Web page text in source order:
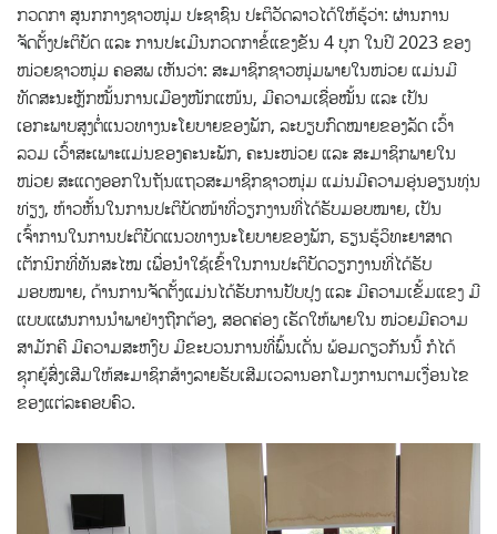
ກວດກາ ສູນກກາງຊາວໜຸ່ມ ປະຊາຊົນ ປະຕິວັດລາວໄດ້ໃຫ້ຮູ້ວ່າ: ຜ່ານການ
ຈັດຕັ້ງປະຕິບັດ ແລະ ການປະເມີນກວດກາຂໍ້ແຂງຂັນ 4 ບຸກ ໃນປີ 2023 ຂອງ
ໜ່ວຍຊາວໜຸ່ມ ຄອສພ ເຫັນວ່າ: ສະມາຊິກຊາວໜຸ່ມພາຍໃນໜ່ວຍ ແມ່ນມີ
ທັດສະນະຫຼັກໝັ້ນການເມືອງໜັກແໜ້ນ, ມີຄວາມເຊື່ອໝັ້ນ ແລະ ເປັນ
ເອກະພາບສູງຕໍ່ແນວທາງນະໂຍບາຍຂອງພັກ, ລະບຽບກົດໝາຍຂອງລັດ ເວົ້າ
ລວມ ເວົ້າສະເພາະແມ່ນຂອງຄະນະພັກ, ຄະນະໜ່ວຍ ແລະ ສະມາຊິກພາຍໃນ
ໜ່ວຍ ສະແດງອອກໃນຖັນແຖວສະມາຊິກຊາວໜຸ່ມ ແມ່ນມີຄວາມອຸ່ນອຽນທຸ່ນ
ທ່ຽງ, ຫ້າວຫັ້ນໃນການປະຕິບັດໜ້າທີ່ວຽກງານທີ່ໄດ້ຮັບມອບໝາຍ, ເປັນ
ເຈົ້າການໃນການປະຕິບັດແນວທາງນະໂຍບາຍຂອງພັກ, ຮຽນຮູ້ວິທະຍາສາດ
ເຕັກນິກທີ່ທັນສະໄໝ ເພື່ອນຳໃຊ້ເຂົ້າໃນການປະຕິບັດວຽກງານທີ່ໄດ້ຮັບ
ມອບໝາຍ, ດ້ານການຈັດຕັ້ງແມ່ນໄດ້ຮັບການປັບປຸງ ແລະ ມີຄວາມເຂັ້ມແຂງ ມີ
ແບບແຜນການນຳພາຢ່າງຖືກຕ້ອງ, ສອດຄ່ອງ ເຮັດໃຫ້ພາຍໃນ ໜ່ວຍມີຄວາມ
ສາມັກຄີ ມີຄວາມສະຫງົບ ມີຂະບວນການທີ່ພົ້ນເດັ່ນ ພ້ອມດຽວກັນນີ້ ກໍໄດ້
ຊຸກຍູ້ສົ່ງເສີມໃຫ້ສະມາຊິກສ້າງລາຍຮັບເສີມເວລານອກໂມງການຕາມເງື່ອນໄຂ
ຂອງແຕ່ລະຄອບຄົວ.